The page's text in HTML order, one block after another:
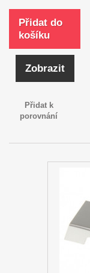
Přidat do
košíku
Zobrazit
Přidat k
porovnání